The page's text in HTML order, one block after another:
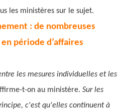
les ministères sur le sujet.
: de nombreuses
période d’affaires
les mesures individuelles et les
t-on au ministère. Sur les
c'est qu'elles continuent à